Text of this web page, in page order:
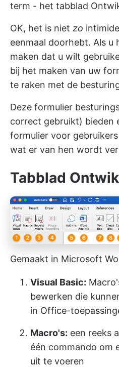
term - het tabblad
OK, het is niet zo
eenmaal doorhebt. Als
maken dat u wilt
bij het maken van uw
te raken met de
Deze formulier
correct gebruikt) bieden
formulier voor
wat er van hen wordt
Tabblad
Gemaakt in Microsoft
Visual Basic:
bewerken die
in Office-
Macro's: een reeks
één commando om
uit te voeren